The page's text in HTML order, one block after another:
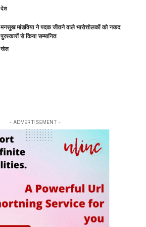
देश
मनसुख मांडविया ने पदक जीतने वाले भारोत्तोलकों को नकद
पुरस्कारों से किया सम्मानित
खेल
- ADVERTISEMENT -